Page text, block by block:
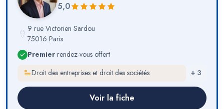
5,0
9 rue Victorien Sardou
75016 Paris
Premier rendez-vous offert
Droit des entreprises et droit des sociétés
+ 3
Voir la fiche